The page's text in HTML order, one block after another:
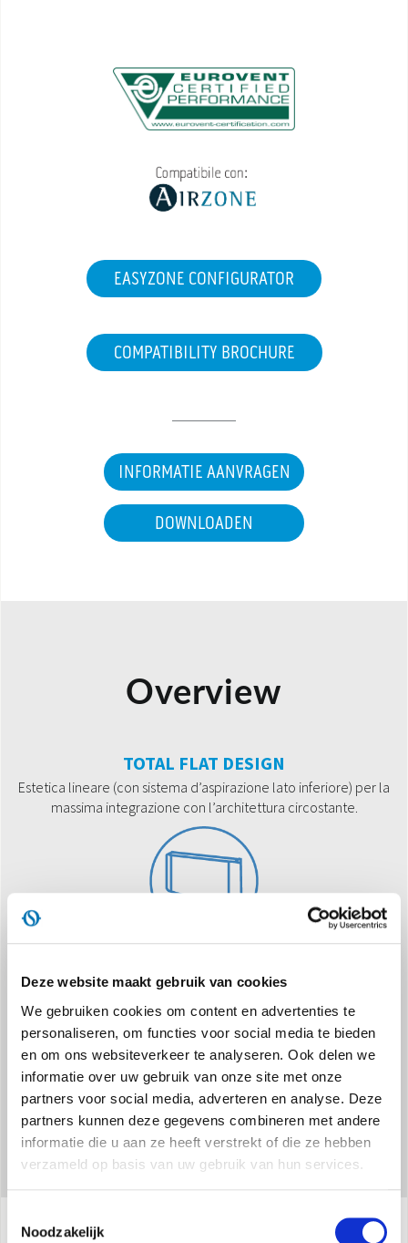
Deze website maakt gebruik van cookies
We gebruiken cookies om content en advertenties te
personaliseren, om functies voor social media te bieden
en om ons websiteverkeer te analyseren. Ook delen we
informatie over uw gebruik van onze site met onze
partners voor social media, adverteren en analyse. Deze
partners kunnen deze gegevens combineren met andere
informatie die u aan ze heeft verstrekt of die ze hebben
verzameld op basis van uw gebruik van hun services.
Noodzakelijk
EASYZONE CONFIGURATOR
COMPATIBILITY BROCHURE
INFORMATIE AANVRAGEN
DOWNLOADEN
Overview
TOTAL FLAT DESIGN
Estetica lineare (con sistema d’aspirazione lato inferiore) per la
massima integrazione con l’architettura circostante.
NUOVO COLORE
Bianco RAL 9003 (già in uso sui terminali Bi2 Air e Bi2 Wall).